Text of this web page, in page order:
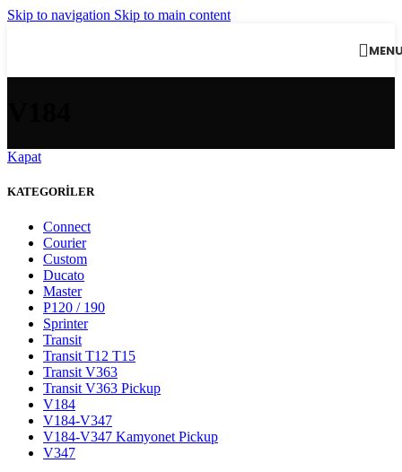
Skip to navigation Skip to main content
Kapat
KATEGORİLER
Connect
Courier
Custom
Ducato
Master
P120 / 190
Sprinter
Transit
Transit T12 T15
Transit V363
Transit V363 Pickup
V184
V184-V347
V184-V347 Kamyonet Pickup
V347